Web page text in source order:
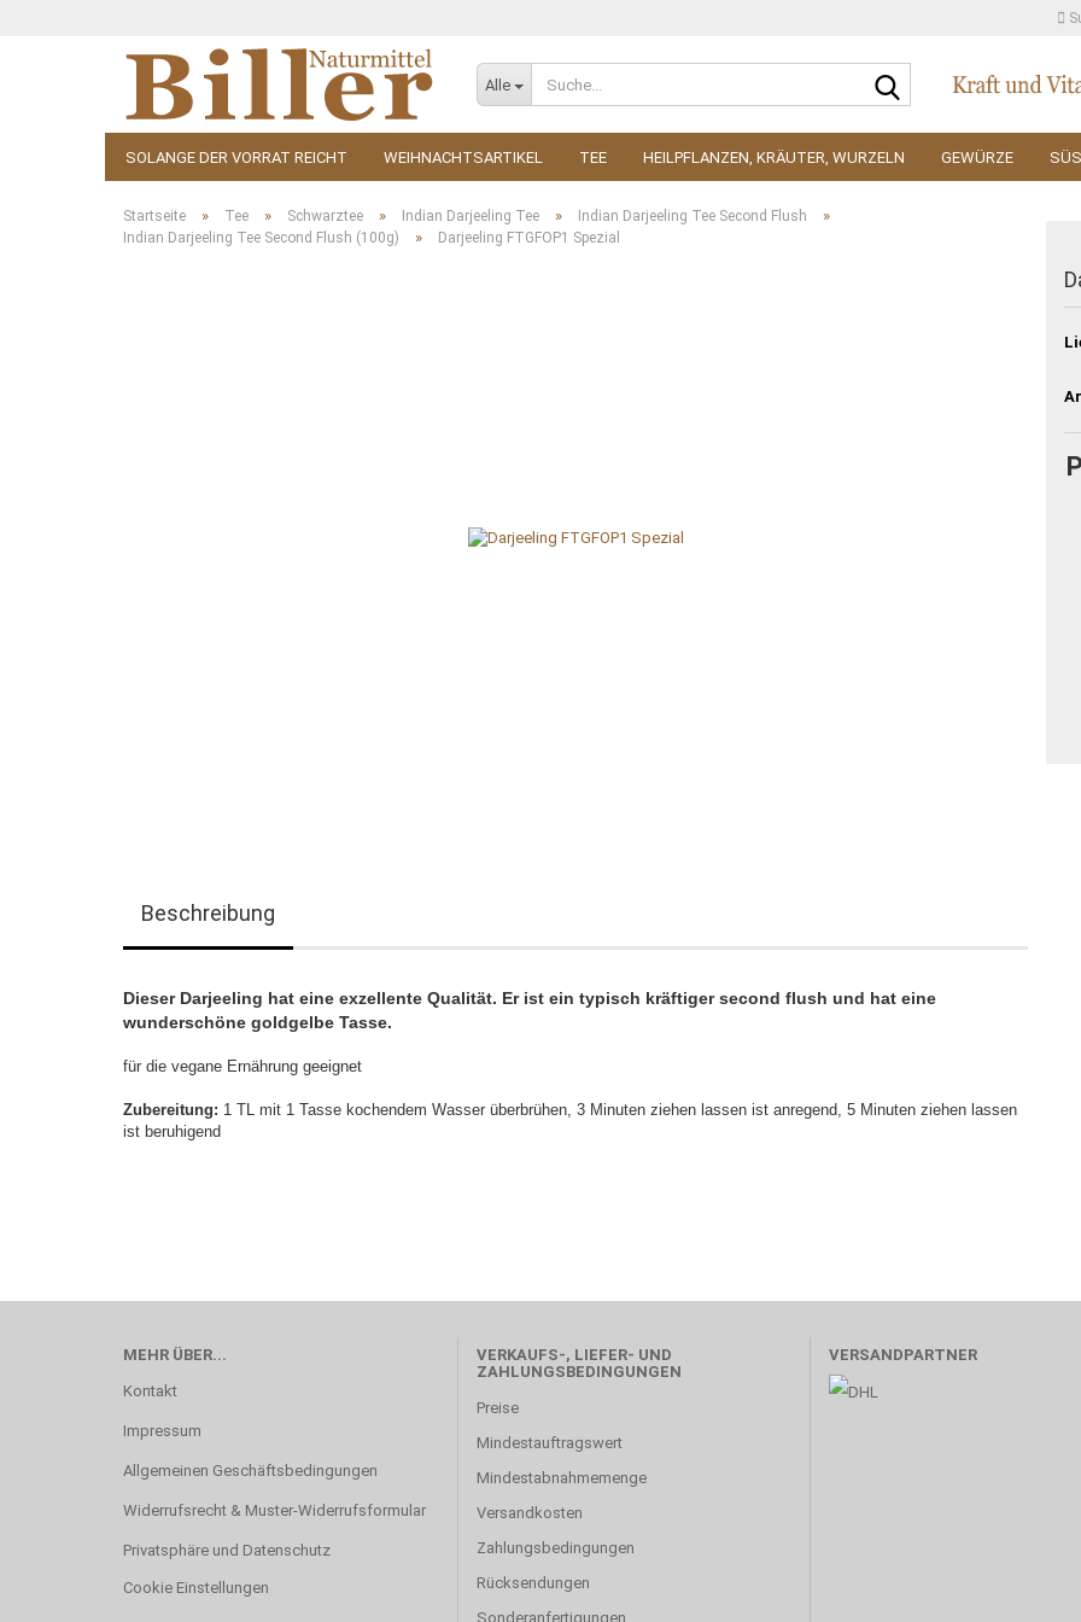
Alle
Suche...
SOLANGE DER VORRAT REICHT WEIHNACHTSARTIKEL TEE HEILPFLANZEN, KRÄUTER, WURZELN GEWÜRZE
KOSMETIK ZUBEHÖR
Startseite » Tee » Schwarztee » Indian Darjeeling Tee » Indian Darjeeling Tee Second Flush »
Indian Darjeeling Tee Second Flush (100g) » Darjeeling FTGFOP1 Spezial
Beschreibung
Dieser Darjeeling hat eine exzellente Qualität. Er ist ein typisch kräftiger second flush und hat eine
wunderschöne goldgelbe Tasse.
für die vegane Ernährung geeignet
Zubereitung: 1 TL mit 1 Tasse kochendem Wasser überbrühen, 3 Minuten ziehen lassen ist anregend, 5 Minuten ziehen lassen
ist beruhigend
MEHR ÜBER...
Kontakt
Impressum
Allgemeinen Geschäftsbedingungen
Widerrufsrecht & Muster-Widerrufsformular
Privatsphäre und Datenschutz
Cookie Einstellungen
VERKAUFS-, LIEFER- UND
ZAHLUNGSBEDINGUNGEN
Preise
Mindestauftragswert
Mindestabnahmemenge
Versandkosten
Zahlungsbedingungen
Rücksendungen
Sonderanfertigungen
VERSANDPARTNER